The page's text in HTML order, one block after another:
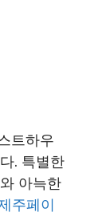
트하우
. 특별한
아늑한
주페이